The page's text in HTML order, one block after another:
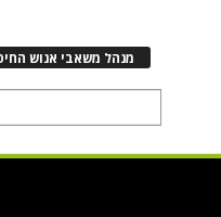
מנהל משאבי אנוש